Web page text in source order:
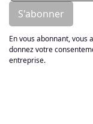
En vous abonnant,
donnez votre
entreprise.